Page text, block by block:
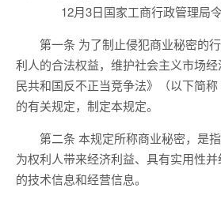
12月3日国家工商行政管理局
第一条 为了制止侵犯商业秘密的行
利人的合法权益，维护社会主义市场
民共和国反不正当竞争法》（以下简称
的有关规定，制定本规定。
第二条 本规定所称商业秘密，是指
为权利人带来经济利益、具有实用性
的技术信息和经营信息。